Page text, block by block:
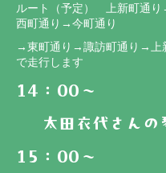
ルート（予定​） 上新町通
西町通り→今町通り
​→東町通り→諏訪町通り→
で走行します
​14：00～
太田衣代さんの
15：00～